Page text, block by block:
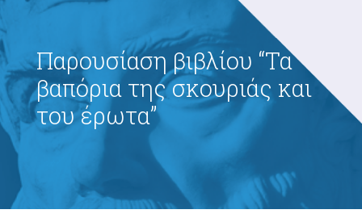
Παρουσίαση βιβλίου “Τα
βαπόρια της σκουριάς και
του έρωτα”